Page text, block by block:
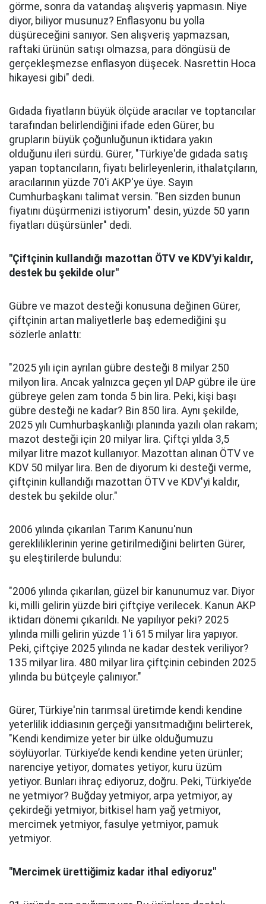
görme, sonra da vatandaş alışveriş yapmasın. Niye
diyor, biliyor musunuz? Enflasyonu bu yolla
düşüreceğini sanıyor. Sen alışveriş yapmazsan,
raftaki ürünün satışı olmazsa, para döngüsü de
gerçekleşmezse enflasyon düşecek. Nasrettin Hoca
hikayesi gibi" dedi.
Gıdada fiyatların büyük ölçüde aracılar ve toptancılar
tarafından belirlendiğini ifade eden Gürer, bu
grupların büyük çoğunluğunun iktidara yakın
olduğunu ileri sürdü. Gürer, "Türkiye'de gıdada satış
yapan toptancıların, fiyatı belirleyenlerin, ithalatçıların,
aracılarının yüzde 70'i AKP'ye üye. Sayın
Cumhurbaşkanı talimat versin. "Ben sizden bunun
fiyatını düşürmenizi istiyorum" desin, yüzde 50 yarın
fiyatları düşürsünler" dedi.
"Çiftçinin kullandığı mazottan ÖTV ve KDV'yi kaldır,
destek bu şekilde olur"
Gübre ve mazot desteği konusuna değinen Gürer,
çiftçinin artan maliyetlerle baş edemediğini şu
sözlerle anlattı:
"2025 yılı için ayrılan gübre desteği 8 milyar 250
milyon lira. Ancak yalnızca geçen yıl DAP gübre ile üre
gübreye gelen zam tonda 5 bin lira. Peki, kişi başı
gübre desteği ne kadar? Bin 850 lira. Aynı şekilde,
2025 yılı Cumhurbaşkanlığı planında yazılı olan rakam;
mazot desteği için 20 milyar lira. Çiftçi yılda 3,5
milyar litre mazot kullanıyor. Mazottan alınan ÖTV ve
KDV 50 milyar lira. Ben de diyorum ki desteği verme,
çiftçinin kullandığı mazottan ÖTV ve KDV'yi kaldır,
destek bu şekilde olur."
2006 yılında çıkarılan Tarım Kanunu'nun
gerekliliklerinin yerine getirilmediğini belirten Gürer,
şu eleştirilerde bulundu:
"2006 yılında çıkarılan, güzel bir kanunumuz var. Diyor
ki, milli gelirin yüzde biri çiftçiye verilecek. Kanun AKP
iktidarı dönemi çıkarıldı. Ne yapılıyor peki? 2025
yılında milli gelirin yüzde 1'i 615 milyar lira yapıyor.
Peki, çiftçiye 2025 yılında ne kadar destek veriliyor?
135 milyar lira. 480 milyar lira çiftçinin cebinden 2025
yılında bu bütçeyle çalınıyor."
Gürer, Türkiye'nin tarımsal üretimde kendi kendine
yeterlilik iddiasının gerçeği yansıtmadığını belirterek,
"Kendi kendimize yeter bir ülke olduğumuzu
söylüyorlar. Türkiye’de kendi kendine yeten ürünler;
narenciye yetiyor, domates yetiyor, kuru üzüm
yetiyor. Bunları ihraç ediyoruz, doğru. Peki, Türkiye’de
ne yetmiyor? Buğday yetmiyor, arpa yetmiyor, ay
çekirdeği yetmiyor, bitkisel ham yağ yetmiyor,
mercimek yetmiyor, fasulye yetmiyor, pamuk
yetmiyor.
"Mercimek ürettiğimiz kadar ithal ediyoruz"